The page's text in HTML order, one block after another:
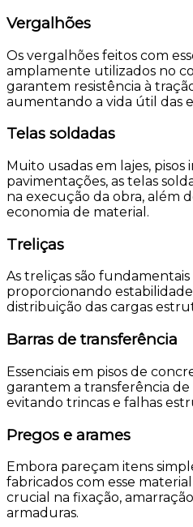
Vergalhões
Os vergalhões feitos com
amplamente utilizados no
garantem resistência à
aumentando a vida útil das
Telas soldadas
Muito usadas em lajes, pisos
pavimentações, as telas
na execução da obra, além
economia de material.
Treliças
As treliças são
proporcionando
distribuição das cargas
Barras de transferência
Essenciais em pisos de
garantem a transferência de
evitando trincas e falhas
Pregos e arames
Embora pareçam itens
fabricados com esse
crucial na fixação,
armaduras.